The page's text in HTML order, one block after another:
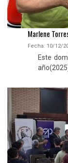
Marlene
Fecha: 10/12/
Este